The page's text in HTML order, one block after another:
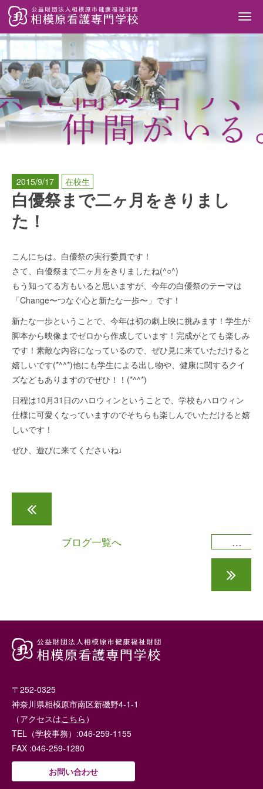
2015/9/17 在校生
白優祭まで二ヶ月をきりまし
た！
こんにちは。白優祭の実行委員です！
さて、白優祭まで二ヶ月をきりましたね(^○^)
もう知ってる方もいると思いますが、今年の白優祭のテーマは
「Change〜つなぐ心と新たな一歩〜」です！
新たな一歩ということで、今年は初の劇上映に挑みます！学生が
脚本から映像までゼロから作成しています！完成がとても楽しみ
です！素敵な内容になっているので、ぜひ見に来ていただけると
嬉しいです(*^^*)他にも学生による出し物や、健康に関するクイ
ズなどもありますのでぜひ！！(*^^*)
日程は10月31日のハロウィンということで、学校もハロウィン
仕様に可愛くなっていますのでそちらも楽しんでいただけると嬉
しいです！
ぜひ、遊びに来てくださいね♩
ブログ一覧へ
〒252-0325
神奈川県相模原市南区新磯野4-1-1
（アクセスはこちら ）
TEL（学校事務）:046-259-1155
FAX :046-259-1280
お問い合わせ